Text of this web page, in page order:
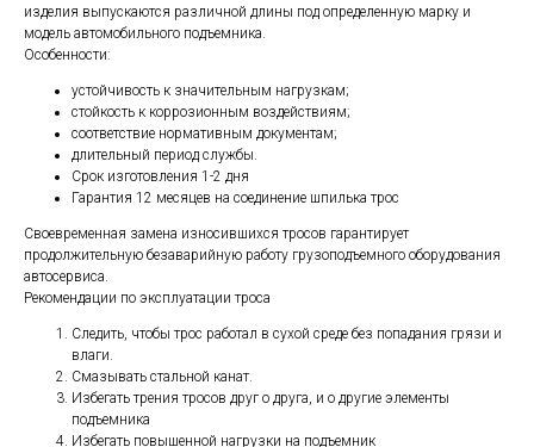
изделия выпускаются различной длины под определенную марку и
модель автомобильного подъемника.
Особенности:
устойчивость к значительным нагрузкам;
стойкость к коррозионным воздействиям;
соответствие нормативным документам;
длительный период службы.
Срок изготовления 1-2 дня
Гарантия 12 месяцев на соединение шпилька трос
Своевременная замена износившихся тросов гарантирует
продолжительную безаварийную работу грузоподъемного оборудования
автосервиса.
Рекомендации по эксплуатации троса
Следить, чтобы трос работал в сухой среде без попадания грязи и
влаги.
Смазывать стальной канат.
Избегать трения тросов друг о друга, и о другие элементы
подъемника
Избегать повышенной нагрузки на подъемник